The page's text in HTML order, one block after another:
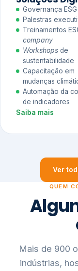
Governança ESG
Palestras
Treinamentos
company
Workshops de
sustentabilidade
Capacitação em
mudanças
Automação da
de indicadores
Saiba mais
Ver
QUEM
Mais de 900
indústrias,